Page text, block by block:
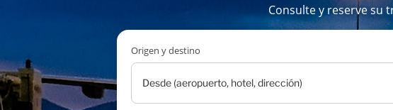
Consulte y reserve su
Origen y destino